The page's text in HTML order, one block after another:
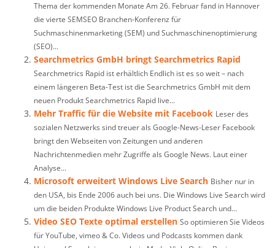
Thema der kommenden Monate Am 26. Februar fand in Hannover
die vierte SEMSEO Branchen-Konferenz für
Suchmaschinenmarketing (SEM) und Suchmaschinenoptimierung
(SEO)...
Searchmetrics GmbH bringt Searchmetrics Rapid
Searchmetrics Rapid ist erhältlich Endlich ist es so weit – nach
einem längeren Beta-Test ist die Searchmetrics GmbH mit dem
neuen Produkt Searchmetrics Rapid live...
Mehr Traffic für die Website mit Facebook Leser des
sozialen Netzwerks sind treuer als Google-News-Leser Facebook
bringt den Webseiten von Zeitungen und anderen
Nachrichtenmedien mehr Zugriffe als Google News. Laut einer
Analyse...
Microsoft erweitert Windows Live Search Bisher nur in
den USA, bis Ende 2006 auch bei uns. Die Windows Live Search wird
um die beiden Produkte Windows Live Product Search und...
Video SEO Texte optimal erstellen So optimieren Sie Videos
für YouTube, vimeo & Co. Videos und Podcasts kommen dank